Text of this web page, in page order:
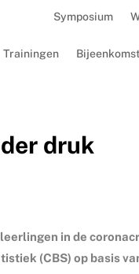
Symposium
Trainingen
druk
in de
(CBS) op basis